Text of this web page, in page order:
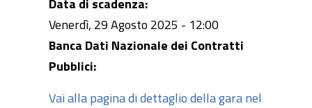
Data di scadenza:
Venerdì, 29 Agosto 2025 - 12:00
Banca Dati Nazionale dei Contratti
Pubblici:
Vai alla pagina di dettaglio della gara nel